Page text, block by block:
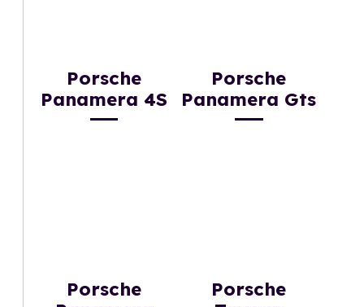
Porsche
Panamera 4S
Porsche
Panamera Gts
Porsche
Porsche